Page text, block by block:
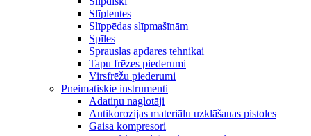
Slīplentes
Slīppēdas slīpmašīnām
Spīles
Sprauslas apdares tehnikai
Tapu frēzes piederumi
Virsfrēžu piederumi
Pneimatiskie instrumenti
Adatiņu naglotāji
Antikorozijas materiālu uzklāšanas pistoles
Gaisa kompresori